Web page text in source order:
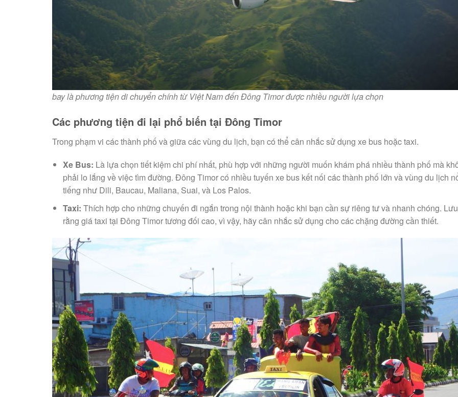
bay là phương tiện di chuyển chính từ Việt Nam đến Đông Timor được nhiều người lựa chọn
Các phương tiện đi lại phổ biến tại Đông Timor
Trong phạm vi các thành phố và giữa các vùng du lịch, bạn có thể cân nhắc sử dụng xe bus hoặc taxi.
Xe Bus: Là lựa chọn tiết kiệm chi phí nhất, phù hợp với những người muốn khám phá nhiều thành phố mà
phải lo lắng về việc tìm đường. Đông Timor có nhiều tuyến xe bus kết nối các thành phố lớn và vùng du lịch
tiếng như Dili, Baucau, Maliana, Suai, và Los Palos.
Taxi: Thích hợp cho những chuyến đi ngắn trong nội thành hoặc khi bạn cần sự riêng tư và nhanh chóng.
rằng giá taxi tại Đông Timor tương đối cao, vì vậy, hãy cân nhắc sử dụng cho các chặng đường cần thiết.